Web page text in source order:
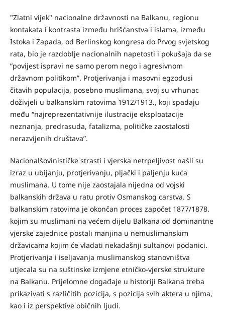
"Zlatni vijek" nacionalne državnosti na Balkanu, regionu
kontakata i kontrasta između hrišćanstva i islama, između
Istoka i Zapada, od Berlinskog kongresa do Prvog svjetskog
rata, bio je razdoblje nacionalnih napetosti i pokušaja da se
“povijest ispravi ne samo perom nego i agresivnom
državnom politikom”. Protjerivanja i masovni egzodusi
čitavih populacija, posebno muslimana, svoj su vrhunac
doživjeli u balkanskim ratovima 1912/1913., koji spadaju
među “najreprezentativnije ilustracije eksploatacije
neznanja, predrasuda, fatalizma, političke zaostalosti
nerazvijenih društava”.
Nacionalšovinističke strasti i vjerska netrpeljivost našli su
izraz u ubijanju, protjerivanju, pljački i paljenju kuća
muslimana. U tome nije zaostajala nijedna od vojski
balkanskih država u ratu protiv Osmanskog carstva. S
balkanskim ratovima je okončan proces započet 1877/1878.
kojim su muslimani na većem dijelu Balkana od dominantne
vjerske zajednice postali manjina u nemuslimanskim
državicama kojim će vladati nekadašnji sultanovi podanici.
Protjerivanja i iseljavanja muslimanskog stanovništva
utjecala su na suštinske izmjene etničko-vjerske strukture
na Balkanu. Prijelomne događaje u historiji Balkana treba
prikazivati s različitih pozicija, s pozicija svih aktera u njima,
kao i iz perspektive običnih ljudi.